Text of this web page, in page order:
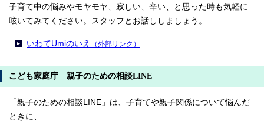
子育て中の悩みやモヤモヤ、寂しい、辛い、と思った時も気軽に
呟いてみてください。スタッフとお話ししましょう。
いわてUmiのいえ （外部リンク）
こども家庭庁 親子のための相談LINE
「親子のための相談LINE」は、子育てや親子関係について悩んだ
ときに、